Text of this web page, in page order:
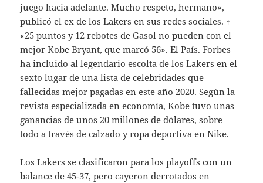
juego hacia adelante. Mucho respeto, hermano»,
publicó el ex de los Lakers en sus redes sociales. ↑
«25 puntos y 12 rebotes de Gasol no pueden con el
mejor Kobe Bryant, que marcó 56». El País. Forbes
ha incluido al legendario escolta de los Lakers en el
sexto lugar de una lista de celebridades que
fallecidas mejor pagadas en este año 2020. Según la
revista especializada en economía, Kobe tuvo unas
ganancias de unos 20 millones de dólares, sobre
todo a través de calzado y ropa deportiva en Nike.
Los Lakers se clasificaron para los playoffs con un
balance de 45-37, pero cayeron derrotados en